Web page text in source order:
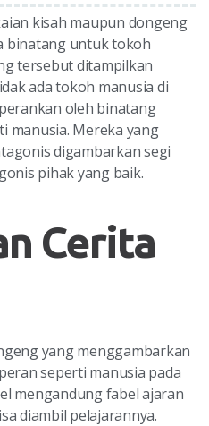
kisah maupun dongeng
binatang untuk tokoh
tersebut ditampilkan
ada tokoh manusia di
oleh binatang
manusia. Mereka yang
digambarkan segi
pihak yang baik.
Cerita
yang menggambarkan
seperti manusia pada
mengandung fabel ajaran
diambil pelajarannya.